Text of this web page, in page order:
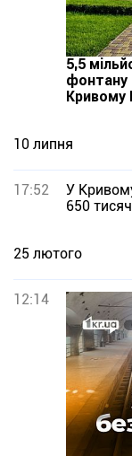
5,5
фонтану
Кривому
10 липня
17:52
У
650
25 лютого
12:14